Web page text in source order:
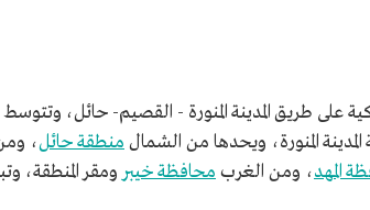
على طريق المدينة المنورة - القصيم- حائل،
المنورة، ويحدها من الشمال منطقة حائل،
المهد، ومن الغرب محافظة خيبر ومقر المنطقة، وتبعد نحو 108 كم شمال